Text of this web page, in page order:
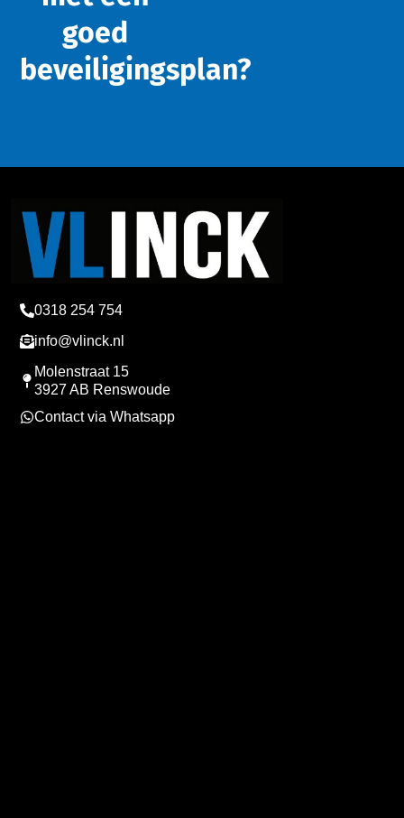
goed
beveiligingsplan?
0318 254 754
info@vlinck.nl
Molenstraat 15
3927 AB Renswoude
Contact via Whatsapp